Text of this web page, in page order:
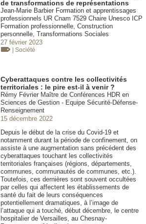
de transformations de représentations
Jean-Marie Barbier Formation et apprentissages
professionnels UR Cnam 7529 Chaire Unesco ICP
Formation professionnelle, Construction
personnelle, Transformations Sociales
27 février 2023
| Société
Cyberattaques contre les collectivités
territoriales : le pire est-il à venir ?
Rémy Février Maître de Conférences HDR en
Sciences de Gestion - Equipe Sécurité-Défense-
Renseignement
15 décembre 2022
Depuis le début de la crise du Covid-19 et
notamment durant la période de confinement, on
assiste à une augmentation sans précédent des
cyberattaques touchant les collectivités
territoriales françaises (régions, départements,
communes, communautés de communes, etc.).
Toutefois, ces dernières sont souvent occultées
par celles qui affectent les établissements de
santé du fait de leurs conséquences
potentiellement dramatiques, à l’image de
l’attaque qui a touché, début décembre, le centre
hospitalier de Versailles, au Chesnay-